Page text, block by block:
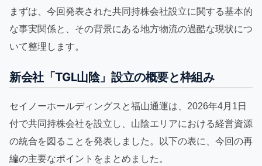
まずは、今回発表された共同持株会社設立に関する基本的
な事実関係と、その背景にある地方物流の過酷な現状につ
いて整理します。
新会社「TGL山陰」設立の概要と枠組み
セイノーホールディングスと福山通運は、2026年4月1日
付で共同持株会社を設立し、山陰エリアにおける経営資源
の統合を図ることを発表しました。以下の表に、今回の再
編の主要なポイントをまとめました。